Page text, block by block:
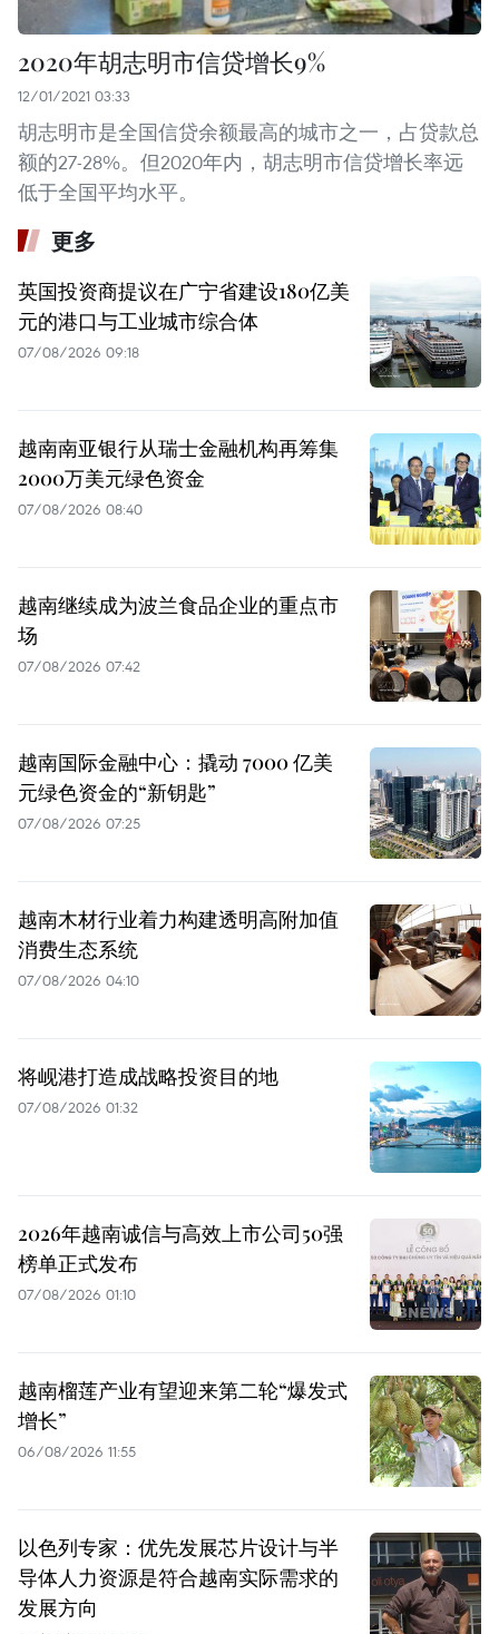
2020年胡志明市信贷增长9%
12/01/2021 03:33
胡志明市是全国信贷余额最高的城市之一，占贷款总
额的27-28%。但2020年内，胡志明市信贷增长率远
低于全国平均水平。
更多
英国投资商提议在广宁省建设180亿美
元的港口与工业城市综合体
07/08/2026 09:18
越南南亚银行从瑞士金融机构再筹集
2000万美元绿色资金
07/08/2026 08:40
越南继续成为波兰食品企业的重点市
场
07/08/2026 07:42
越南国际金融中心：撬动 7000 亿美
元绿色资金的“新钥匙”
07/08/2026 07:25
越南木材行业着力构建透明高附加值
消费生态系统
07/08/2026 04:10
将岘港打造成战略投资目的地
07/08/2026 01:32
2026年越南诚信与高效上市公司50强
榜单正式发布
07/08/2026 01:10
越南榴莲产业有望迎来第二轮“爆发式
增长”
06/08/2026 11:55
以色列专家：优先发展芯片设计与半
导体人力资源是符合越南实际需求的
发展方向